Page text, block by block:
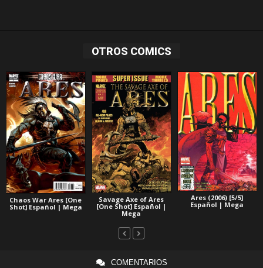
OTROS COMICS
Chaos War Ares [One
Shot] Español | Mega
Savage Axe of Ares
[One Shot] Español |
Mega
Ares (2006) [5/5]
Español | Mega
COMENTARIOS